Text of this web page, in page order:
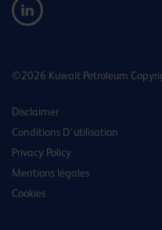
©2026 Kuwait Petroleum
Disclaimer
Conditions D’utilisation
Privacy Policy
Mentions légales
Cookies